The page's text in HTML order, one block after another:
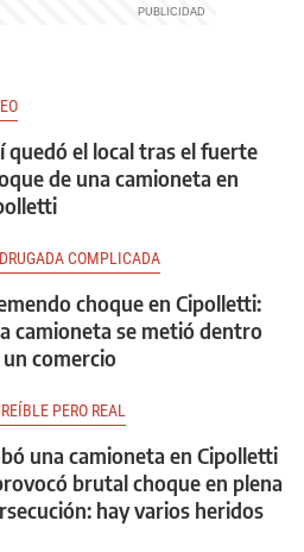
quedó el local tras el fuerte
de una camioneta en
COMPLICADA
choque en Cipolletti:
camioneta se metió dentro
comercio
PERO REAL
una camioneta en Cipolletti
brutal choque en plena
hay varios heridos